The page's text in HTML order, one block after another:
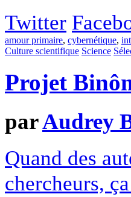
Twitter
amour primaire, cybernétique,
Culture scientifique Science
Projet
parAudrey
Quand des
chercheurs,